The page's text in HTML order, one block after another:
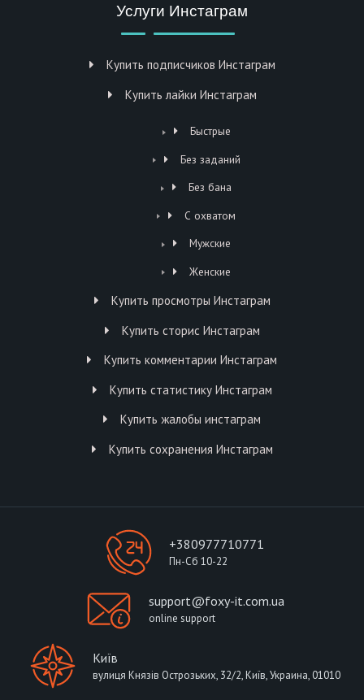
Услуги Инстаграм
Купить подписчиков Инстаграм
Купить лайки Инстаграм
Быстрые
Без заданий
Без бана
С охватом
Мужские
Женские
Купить просмотры Инстаграм
Купить сторис Инстаграм
Купить комментарии Инстаграм
Купить статистику Инстаграм
Купить жалобы инстаграм
Купить сохранения Инстаграм
+380977710771
Пн-Сб 10-22
support@foxy-it.com.ua
online support
Київ
вулиця Князів Острозьких, 32/2, Київ, Украина, 01010